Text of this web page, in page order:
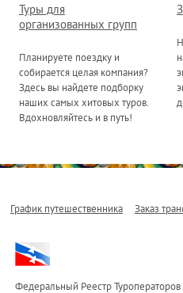
Туры для
организованных групп
Планируете поездку и
собирается целая компания?
Здесь вы найдете подборку
наших самых хитовых туров.
Вдохновляйтесь и в путь!
График путешественника Заказ
Федеральный Реестр Туроператоров